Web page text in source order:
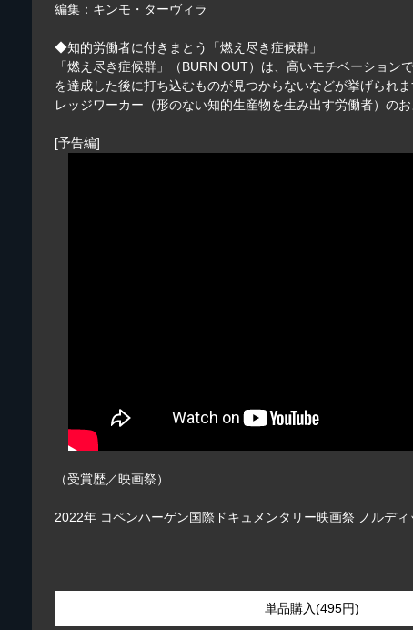
編集：キンモ・ターヴィラ
◆知的労働者に付きまとう「燃え尽き症候群」
「燃え尽き症候群」（BURN OUT）は、高いモチベーショ
を達成した後に打ち込むものが見つからないなどが挙げられ
レッジワーカー（形のない知的生産物を生み出す労働者）の
[予告編]
（受賞歴／映画祭）
2022年 コペンハーゲン国際ドキュメンタリー映画祭 ノルデ
単品購入(495円)